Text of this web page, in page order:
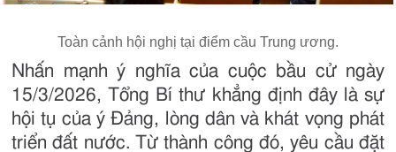
Toàn cảnh hội nghị tại điểm cầu Trung ương.
Nhấn mạnh ý nghĩa của cuộc bầu cử ngày
15/3/2026, Tổng Bí thư khẳng định đây là sự
hội tụ của ý Đảng, lòng dân và khát vọng phát
triển đất nước. Từ thành công đó, yêu cầu đặt